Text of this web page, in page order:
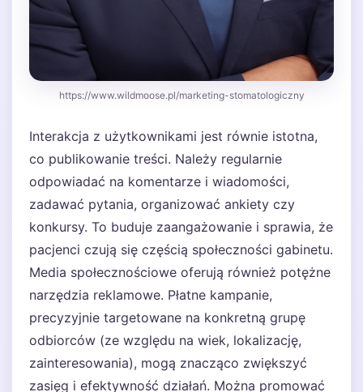
https://www.wildmoose.pl/marketing-stomatologiczny
Interakcja z użytkownikami jest równie istotna,
co publikowanie treści. Należy regularnie
odpowiadać na komentarze i wiadomości,
zadawać pytania, organizować ankiety czy
konkursy. To buduje zaangażowanie i sprawia, że
pacjenci czują się częścią społeczności gabinetu.
Media społecznościowe oferują również potężne
narzędzia reklamowe. Płatne kampanie,
precyzyjnie targetowane na konkretną grupę
odbiorców (ze względu na wiek, lokalizację,
zainteresowania), mogą znacząco zwiększyć
zasięg i efektywność działań. Można promować